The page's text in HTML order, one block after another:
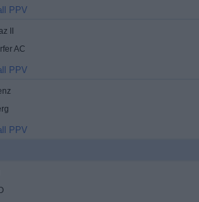
PPV
II
AC
PPV
PPV